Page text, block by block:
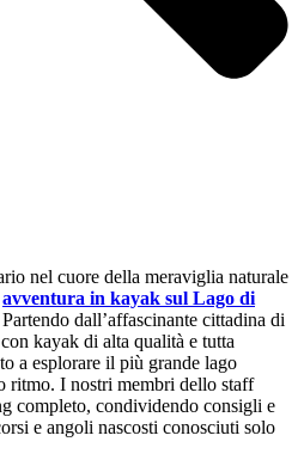
nel cuore della meraviglia naturale
avventura in kayak sul Lago di
dall’affascinante cittadina di
kayak di alta qualità e tutta
a esplorare il più grande lago
ritmo. I nostri membri dello staff
completo, condividendo consigli e
e angoli nascosti conosciuti solo